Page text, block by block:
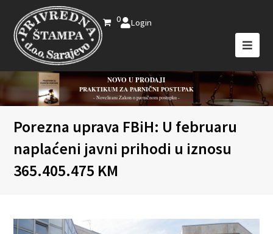
0 Login
NOVO U PRODAJI
PRAKTIKUM ZA PARNIČNI POSTUPAK
- Novelirani Zakon o parničnom postupku -
Porezna uprava FBiH: U februaru
naplaćeni javni prihodi u iznosu
365.405.475 KM